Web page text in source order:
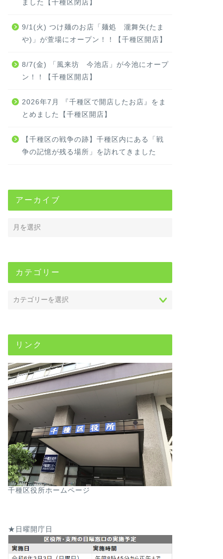
ました【千種区閉店】
9/1(火) つけ麺のお店「麺処 瀧舞矢(たま
や)」が萱場にオープン！！【千種区開店】
8/7(金) 「風来坊 今池店」が今池にオープ
ン！！【千種区開店】
2026年7月 『千種区で開店したお店』をま
とめました【千種区開店】
【千種区の戦争の跡】千種区内にある「戦
争の記憶が残る場所」を訪れてきました
アーカイブ
カテゴリー
リンク
千種区役所ホームページ
★日曜開庁日